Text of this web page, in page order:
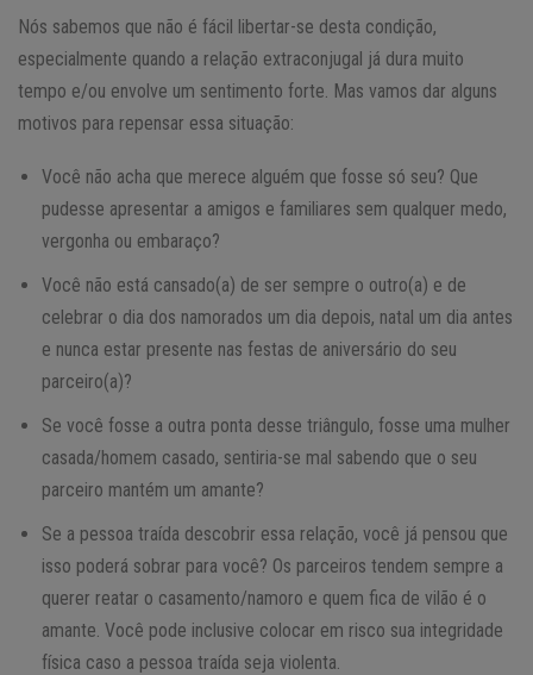
Nós sabemos que não é fácil libertar-se desta condição,
especialmente quando a relação extraconjugal já dura muito
tempo e/ou envolve um sentimento forte. Mas vamos dar alguns
motivos para repensar essa situação:
Você não acha que merece alguém que fosse só seu? Que
pudesse apresentar a amigos e familiares sem qualquer medo,
vergonha ou embaraço?
Você não está cansado(a) de ser sempre o outro(a) e de
celebrar o dia dos namorados um dia depois, natal um dia antes
e nunca estar presente nas festas de aniversário do seu
parceiro(a)?
Se você fosse a outra ponta desse triângulo, fosse uma mulher
casada/homem casado, sentiria-se mal sabendo que o seu
parceiro mantém um amante?
Se a pessoa traída descobrir essa relação, você já pensou que
isso poderá sobrar para você? Os parceiros tendem sempre a
querer reatar o casamento/namoro e quem fica de vilão é o
amante. Você pode inclusive colocar em risco sua integridade
física caso a pessoa traída seja violenta.